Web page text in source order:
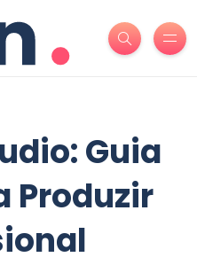
Guia
Produzir